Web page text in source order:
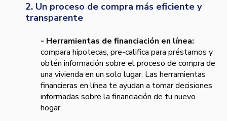
2. Un proceso de compra más eficiente y
transparente
- Herramientas de financiación en línea:
compara hipotecas, pre-califica para préstamos y
obtén información sobre el proceso de compra de
una vivienda en un solo lugar. Las herramientas
financieras en línea te ayudan a tomar decisiones
informadas sobre la financiación de tu nuevo
hogar.